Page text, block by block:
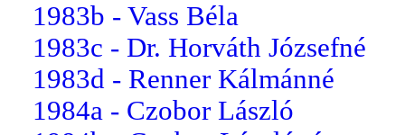
1983b - Vass Béla
1983c - Dr. Horváth Józsefné
1983d - Renner Kálmánné
1984a - Czobor László